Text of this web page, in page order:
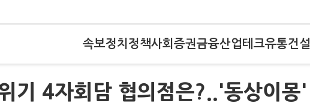
속보정치 정책사회 증권금융산업테크유통건설
기 4자회담 협의점은?..'동상이몽'